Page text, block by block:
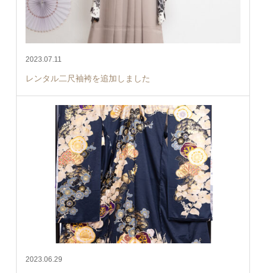
2023.07.11
レンタル二尺袖袴を追加しました
2023.06.29